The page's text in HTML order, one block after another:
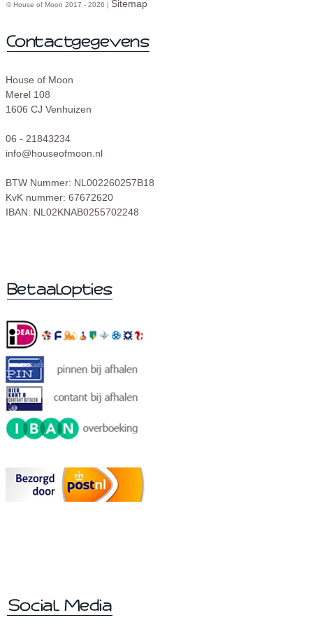
© House of Moon 2017 - 2026 | Sitemap
House of Moon
Merel 108
1606 CJ Venhuizen
06 - 21843234
info@houseofmoon.nl
BTW Nummer: NL002260257B18
KvK nummer: 67672620
IBAN: NL02KNAB0255702248